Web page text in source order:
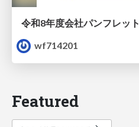
令和8年度会社パンフレット
wf714201
Featured